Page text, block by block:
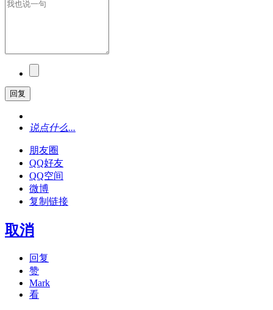
回复
说点什么...
朋友圈
QQ好友
QQ空间
微博
复制链接
取消
回复
赞
Mark
看